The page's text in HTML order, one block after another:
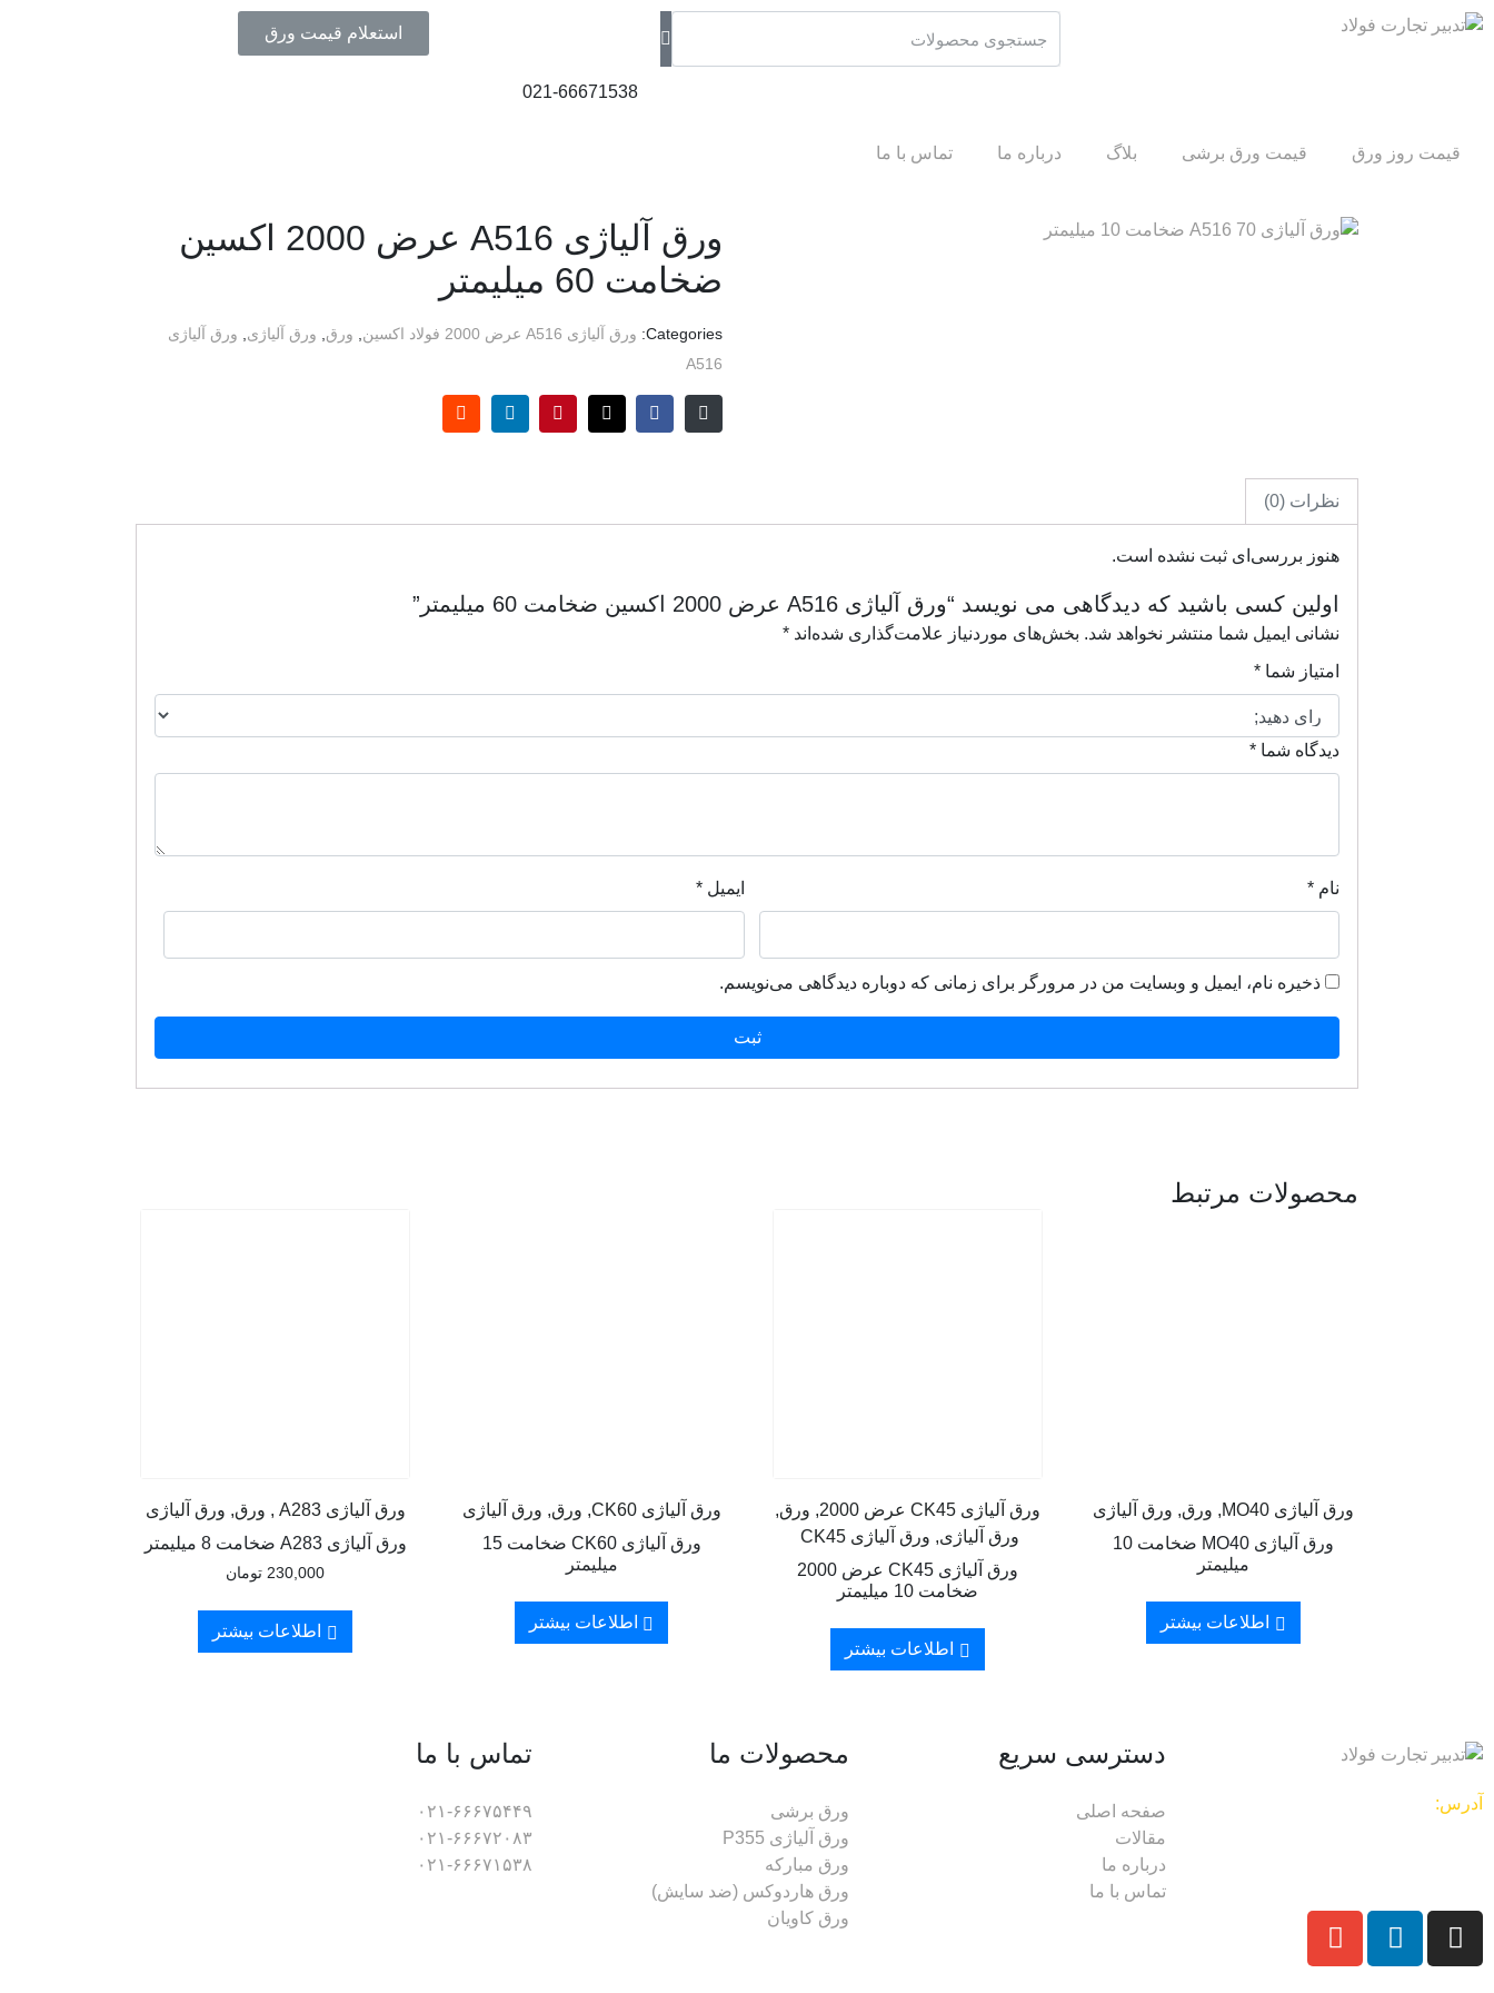
استعلام قیمت ورق
021-66671538
قیمت روز ورق قیمت ورق برشی بلاگ درباره ما تماس با ما
ورق آلیاژی A516 عرض 2000 اکسین
ضخامت 60 میلیمتر
Categories: ورق آلیاژی A516 عرض 2000 فولاد اکسین , ورق, ورق آلیاژی, ورق آلیاژی
A516
نظرات (0)
هنوز بررسی‌ای ثبت نشده است.
اولین کسی باشید که دیدگاهی می نویسد “ورق آلیاژی A516 عرض 2000 اکسین ضخامت 60 میلیمتر”
نشانی ایمیل شما منتشر نخواهد شد. بخش‌های موردنیاز علامت‌گذاری شده‌اند *
امتیاز شما *
دیدگاه شما *
نام * ایمیل*
ذخیره نام، ایمیل و وبسایت من در مرورگر برای زمانی که دوباره دیدگاهی می‌نویسم.
محصولات مرتبط
ورق آلیاژی MO40, ورق, ورق آلیاژی
ورق آلیاژی MO40 ضخامت 10
میلیمتر
اطلاعات بیشتر
ورق آلیاژی CK45 عرض 2000, ورق,
ورق آلیاژی, ورق آلیاژی CK45
ورق آلیاژی CK45 عرض 2000
ضخامت 10 میلیمتر
اطلاعات بیشتر
ورق آلیاژی CK60, ورق, ورق آلیاژی
ورق آلیاژی CK60 ضخامت 15
میلیمتر
اطلاعات بیشتر
ورق آلیاژی A283 , ورق, ورق آلیاژی
ورق آلیاژی A283 ضخامت 8 میلیمتر
230,000 تومان
اطلاعات بیشتر
آدرس:
دسترسی سریع
صفحه اصلی
مقالات
درباره ما
تماس با ما
محصولات ما
ورق برشی
ورق آلیاژی P355
ورق مبارکه
ورق هاردوکس (ضد سایش)
ورق کاویان
تماس با ما
۰۲۱-۶۶۶۷۵۴۴۹
۰۲۱-۶۶۶۷۲۰۸۳
۰۲۱-۶۶۶۷۱۵۳۸